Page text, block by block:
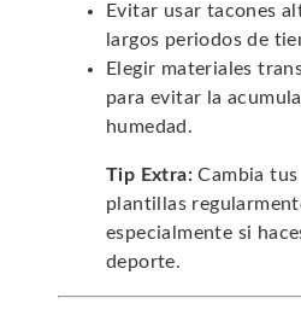
Evitar usar tacones
largos periodos de
Elegir materiales
para evitar la
humedad.
Tip Extra: Cambia tus
plantillas
especialmente si
deporte.